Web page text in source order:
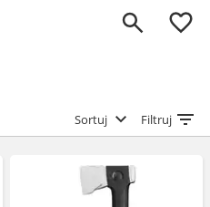
0
Sortuj Filtruj